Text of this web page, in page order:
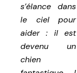
s’élance dans
le ciel pour
aider : il est
devenu un
chien